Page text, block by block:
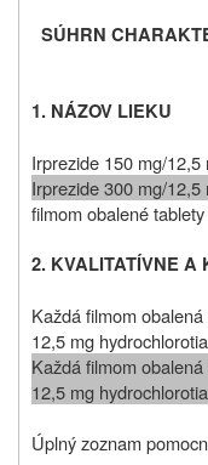
SÚHRN
1. NÁZOV LIEKU
Irprezide 150 mg/12,5
Irprezide 300 mg/12,5
filmom obalené tablety
2. KVALITATÍVNE A
Každá filmom
12,5 mg
Každá filmom
12,5 mg
Úplný zoznam